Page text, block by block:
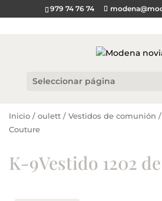
979 74 76 74
Seleccionar página
Inicio / oulett / Vestidos de comunión
Couture
K-9Vestido 1202